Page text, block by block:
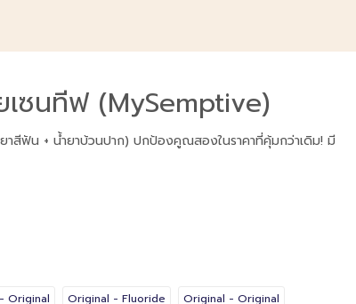
ซนทีฟ (MySemptive)
สีฟัน + น้ำยาบ้วนปาก) ปกป้องคูณสองในราคาที่คุ้มกว่าเดิม! มี
Original Original - Fluoride Original - Original